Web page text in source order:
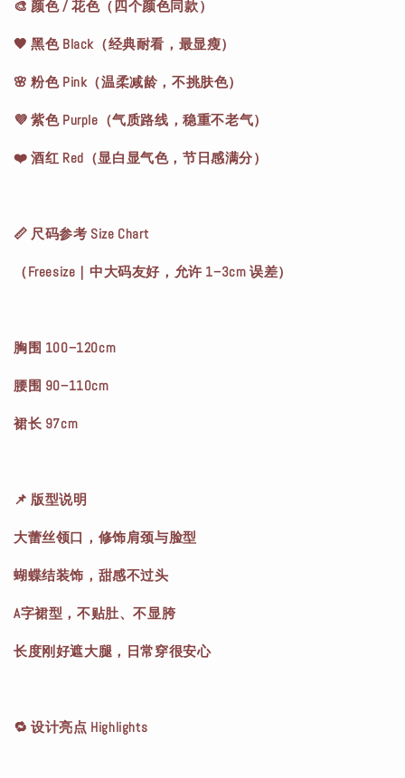
🎨 颜色 / 花色（四个颜色同款）
🖤 黑色 Black（经典耐看，最显瘦）
🌸 粉色 Pink（温柔减龄，不挑肤色）
💜 紫色 Purple（气质路线，稳重不老气）
❤️ 酒红 Red（显白显气色，节日感满分）
📏 尺码参考 Size Chart
（Freesize｜中大码友好，允许 1–3cm 误差）
胸围 100–120cm
腰围 90–110cm
裙长 97cm
📌 版型说明
大蕾丝领口，修饰肩颈与脸型
蝴蝶结装饰，甜感不过头
A字裙型，不贴肚、不显胯
长度刚好遮大腿，日常穿很安心
🔁 设计亮点 Highlights